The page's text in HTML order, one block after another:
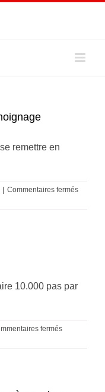
remettre en
Commentaires ferméssur
out
10.000 pas par
ferméssur
des